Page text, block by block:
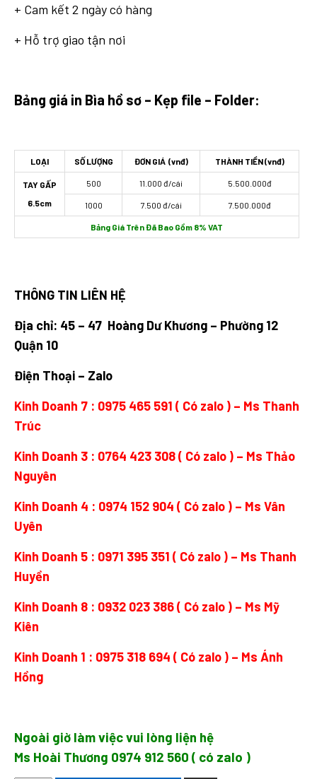
+ Cam kết 2 ngày có hàng
+ Hỗ trợ giao tận nơi
Bảng giá in Bìa hồ sơ – Kẹp file – Folder:
LOẠI SỐ LƯỢNG ĐƠN GIÁ (vnđ) THÀNH TIỀN (vnđ)
TAY GẤP
6.5cm
500 11.000 đ/cái 5.500.000đ
1000 7.500 đ/cái 7.500.000đ
Bảng Giá Trên Đã Bao Gồm 8% VAT
THÔNG TIN LIÊN HỆ
Địa chỉ: 45 – 47 Hoàng Dư Khương – Phường 12
Quận 10
Điện Thoại – Zalo
Kinh Doanh 7 : 0975 465 591 ( Có zalo ) – Ms Thanh
Trúc
Kinh Doanh 3 : 0764 423 308( Có zalo ) – Ms Thảo
Nguyên
Kinh Doanh 4 : 0974 152 904 ( Có zalo ) – Ms Vân
Uyên
Kinh Doanh 5 : 0971 395 351 ( Có zalo ) – Ms Thanh
Huyền
Kinh Doanh 8 : 0932 023 386( Có zalo ) – Ms Mỹ
Kiên
Kinh Doanh 1 : 0975 318 694 ( Có zalo ) – Ms Ánh
Hồng
Ngoài giờ làm việc vui lòng liện hệ
Ms Hoài Thương 0974 912 560 ( có zalo )